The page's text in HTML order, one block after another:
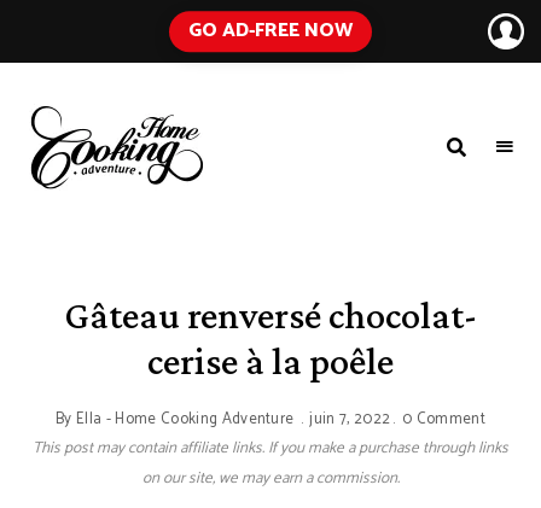
GO AD-FREE NOW
Everyday
IngredientsGâteau renversé chocolat-
cerise à la poêle
By Ella - Home Cooking Adventure juin 7, 2022 0 Comment
This post may contain affiliate links. If you make a purchase through links
on our site, we may earn a commission.